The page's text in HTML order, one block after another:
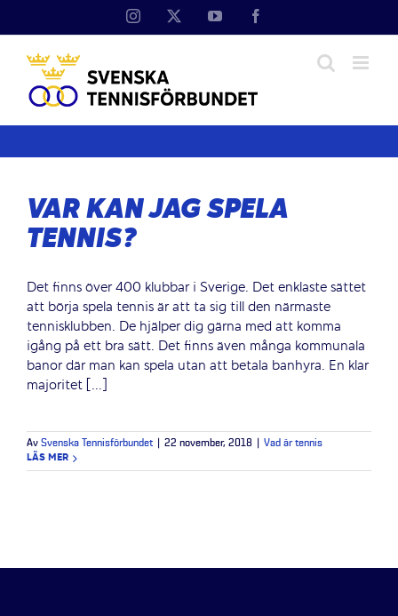
Instagram YouTube
VAR KAN JAG SPELA
TENNIS?
Det finns över 400 klubbar i Sverige. Det enklaste sättet
att börja spela tennis är att ta sig till den närmaste
tennisklubben. De hjälper dig gärna med att komma
igång på ett bra sätt. Det finns även många kommunala
banor där man kan spela utan att betala banhyra. En klar
majoritet [...]
Av Svenska Tennisförbundet 22 november, 2018 Vad är tennis
LÄS MER